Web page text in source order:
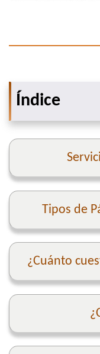
Índice
Tipos de
¿Cuánto